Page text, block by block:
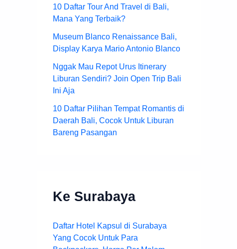
10 Daftar Tour And Travel di Bali,
Mana Yang Terbaik?
Museum Blanco Renaissance Bali,
Display Karya Mario Antonio Blanco
Nggak Mau Repot Urus Itinerary
Liburan Sendiri? Join Open Trip Bali
Ini Aja
10 Daftar Pilihan Tempat Romantis di
Daerah Bali, Cocok Untuk Liburan
Bareng Pasangan
Ke Surabaya
Daftar Hotel Kapsul di Surabaya
Yang Cocok Untuk Para